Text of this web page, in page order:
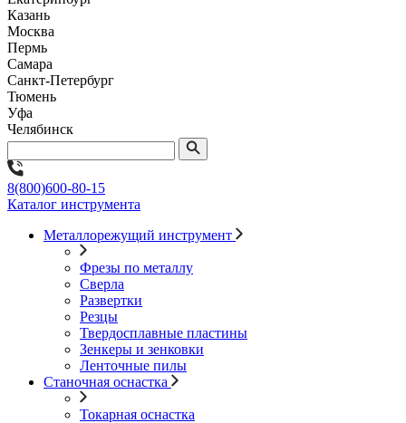
Казань
Москва
Пермь
Самара
Санкт-Петербург
Тюмень
Уфа
Челябинск
8(800)600-80-15
Каталог инструмента
Металлорежущий инструмент
Фрезы по металлу
Сверла
Развертки
Резцы
Твердосплавные пластины
Зенкеры и зенковки
Ленточные пилы
Станочная оснастка
Токарная оснастка